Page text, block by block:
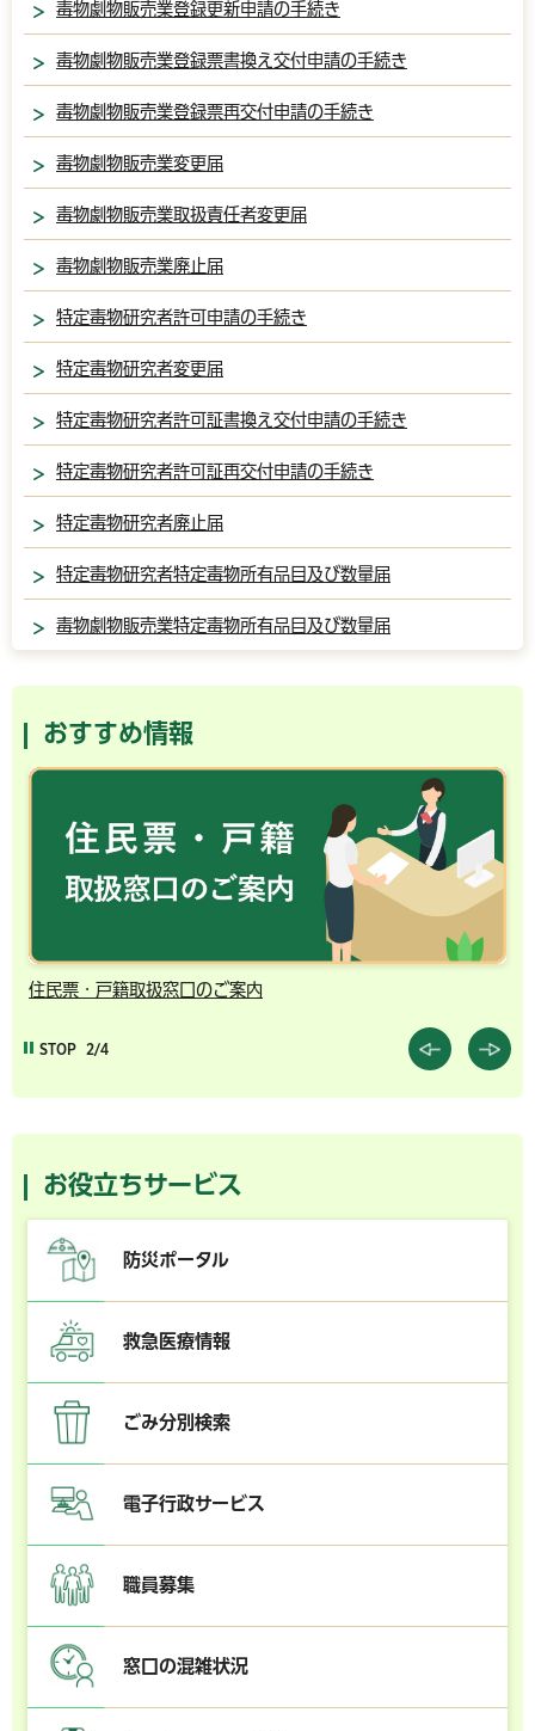
毒物劇物販売業登録更新申請の手続き
毒物劇物販売業登録票書換え交付申請の手続き
毒物劇物販売業登録票再交付申請の手続き
毒物劇物販売業変更届
毒物劇物販売業取扱責任者変更届
毒物劇物販売業廃止届
特定毒物研究者許可申請の手続き
特定毒物研究者変更届
特定毒物研究者許可証書換え交付申請の手続き
特定毒物研究者許可証再交付申請の手続き
特定毒物研究者廃止届
特定毒物研究者特定毒物所有品目及び数量届
毒物劇物販売業特定毒物所有品目及び数量届
おすすめ情報
住民票・戸籍取扱窓口のご案内
STOP 2/4
お役立ちサービス
防災ポータル
救急医療情報
ごみ分別検索
電子行政サービス
職員募集
窓口の混雑状況